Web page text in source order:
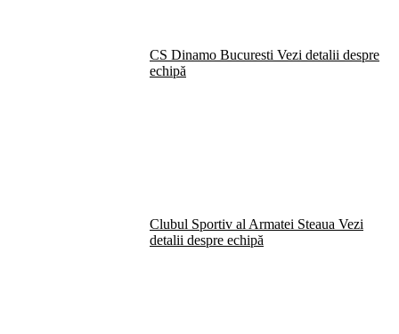
CS Dinamo Bucuresti Vezi detalii despre
echipă
Clubul Sportiv al Armatei Steaua Vezi
detalii despre echipă